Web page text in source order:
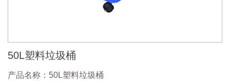
50L塑料垃圾桶
产品名称：50L塑料垃圾桶